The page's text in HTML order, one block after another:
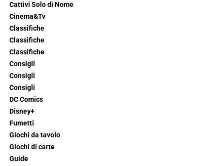
Cattivi Solo di Nome
Cinema&Tv
Classifiche
Classifiche
Classifiche
Consigli
Consigli
Consigli
DC Comics
Disney+
Fumetti
Giochi da tavolo
Giochi di carte
Guide